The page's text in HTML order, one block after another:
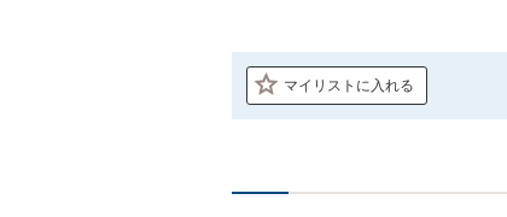
マイリストに入れる